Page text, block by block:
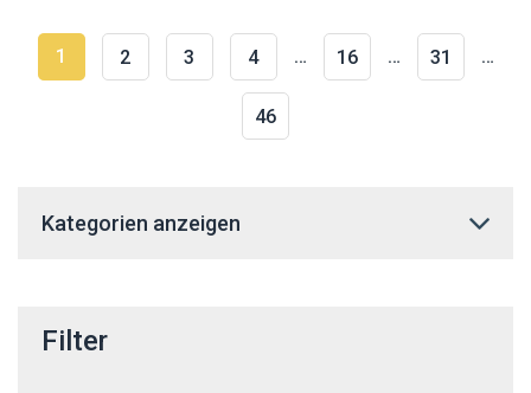
1 2 3 4 … 16 … 31 …
46
Kategorien anzeigen
Filter